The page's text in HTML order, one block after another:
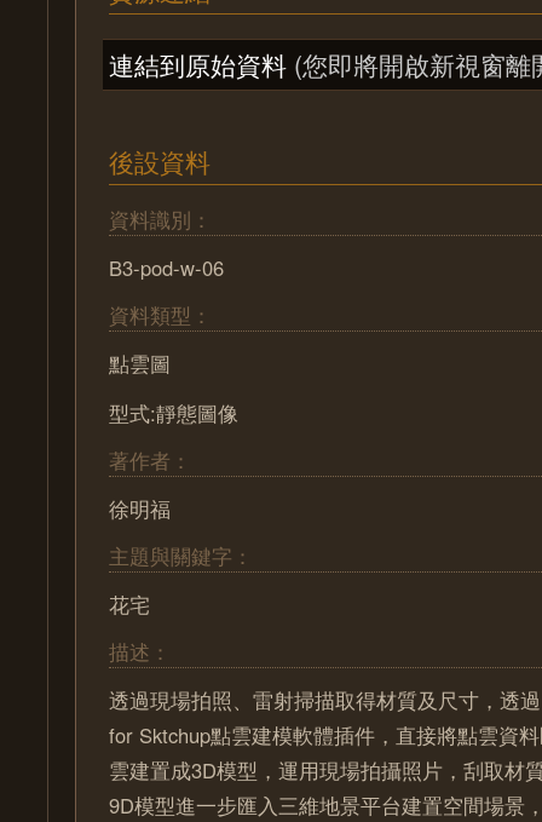
連結到原始資料 (您即將開啟新視窗離
後設資料
資料識別：
B3-pod-w-06
資料類型：
點雲圖
型式:靜態圖像
著作者：
徐明福
主題與關鍵字：
花宅
描述：
透過現場拍照、雷射掃描取得材質及尺寸，透
for Sktchup點雲建模軟體插件，直接將點雲資
雲建置成3D模型，運用現場拍攝照片，刮取材
9D模型進一步匯入三維地景平台建置空間場景